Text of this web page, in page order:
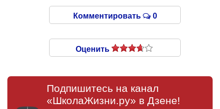
Комментировать 0
Оценить
Подпишитесь на канал
«ШколаЖизни.ру» в Дзене!